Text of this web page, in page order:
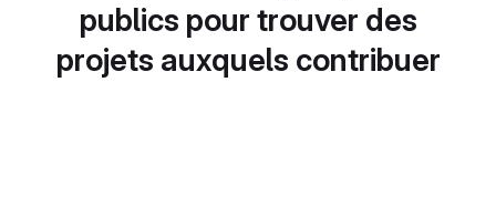
publics pour trouver des
projets auxquels contribuer